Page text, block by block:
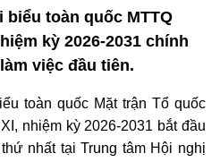
biểu toàn quốc MTTQ
kỳ 2026-2031 chính
việc đầu tiên.
toàn quốc Mặt trận Tổ quốc
nhiệm kỳ 2026-2031 bắt đầu
nhất tại Trung tâm Hội nghị